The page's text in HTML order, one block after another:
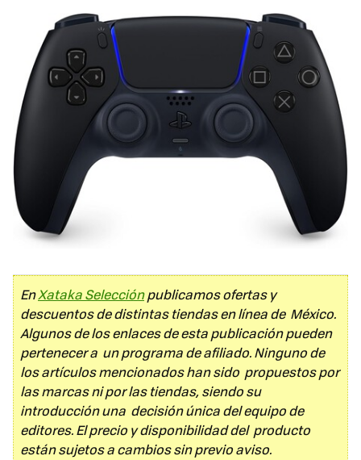
EnXataka Selecciónpublicamos ofertas y
descuentos de distintas tiendas en línea de México.
Algunos de los enlaces de esta publicación pueden
pertenecer a un programa de afiliado. Ninguno de
los artículos mencionados han sido propuestos por
las marcas ni por las tiendas, siendo su
introducción una decisión única del equipo de
editores. El precio y disponibilidad del producto
están sujetos a cambios sin previo aviso.